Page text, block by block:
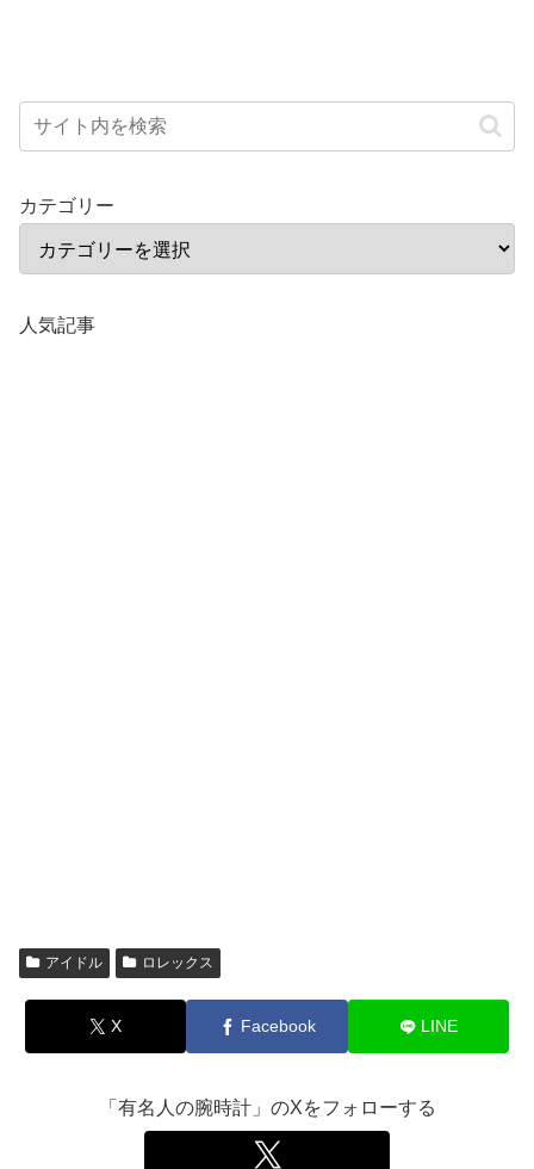
カテゴリー
人気記事
アイドル ロレックス
X Facebook LINE
「有名人の腕時計」のXをフォローする